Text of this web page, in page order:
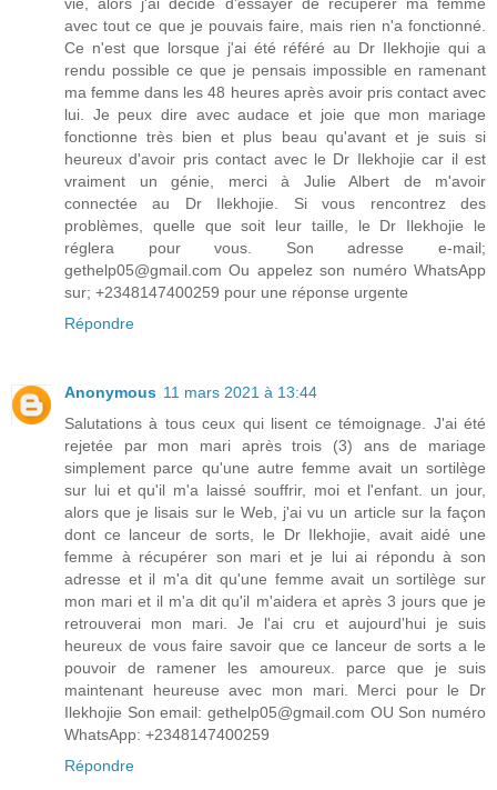
avec tout ce que je pouvais faire, mais rien n'a fonctionné.
Ce n'est que lorsque j'ai été référé au Dr Ilekhojie qui a
rendu possible ce que je pensais impossible en ramenant
ma femme dans les 48 heures après avoir pris contact avec
lui. Je peux dire avec audace et joie que mon mariage
fonctionne très bien et plus beau qu'avant et je suis si
heureux d'avoir pris contact avec le Dr Ilekhojie car il est
vraiment un génie, merci à Julie Albert de m'avoir
connectée au Dr Ilekhojie. Si vous rencontrez des
problèmes, quelle que soit leur taille, le Dr Ilekhojie le
réglera pour vous. Son adresse e-mail;
gethelp05@gmail.com Ou appelez son numéro WhatsApp
sur; +2348147400259 pour une réponse urgente
Répondre
Anonymous 11 mars 2021 à 13:44
Salutations à tous ceux qui lisent ce témoignage. J'ai été
rejetée par mon mari après trois (3) ans de mariage
simplement parce qu'une autre femme avait un sortilège
sur lui et qu'il m'a laissé souffrir, moi et l'enfant. un jour,
alors que je lisais sur le Web, j'ai vu un article sur la façon
dont ce lanceur de sorts, le Dr Ilekhojie, avait aidé une
femme à récupérer son mari et je lui ai répondu à son
adresse et il m'a dit qu'une femme avait un sortilège sur
mon mari et il m'a dit qu'il m'aidera et après 3 jours que je
retrouverai mon mari. Je l'ai cru et aujourd'hui je suis
heureux de vous faire savoir que ce lanceur de sorts a le
pouvoir de ramener les amoureux. parce que je suis
maintenant heureuse avec mon mari. Merci pour le Dr
Ilekhojie Son email: gethelp05@gmail.com OU Son numéro
WhatsApp: +2348147400259
Répondre